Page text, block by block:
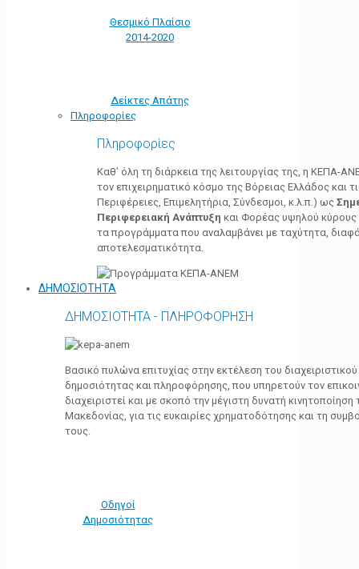
Θεσμικό Πλαίσιο
2014-2020
Δείκτες Απάτης
Πληροφορίες
Πληροφορίες
Καθ’ όλη τη διάρκεια της λειτουργίας της, η ΚΕΠΑ-
τον επιχειρηματικό κόσμο της Βόρειας Ελλάδος και
Περιφέρειες, Επιμελητήρια, Σύνδεσμοι, κ.λ.π.) ως
Περιφερειακή Ανάπτυξη και Φορέας υψηλού κύρους
τα προγράμματα που αναλαμβάνει με ταχύτητα,
αποτελεσματικότητα.
ΔΗΜΟΣΙΟΤΗΤΑ
ΔΗΜΟΣΙΟΤΗΤΑ - ΠΛΗΡΟΦΟΡΗΣΗ
Βασικό πυλώνα επιτυχίας στην εκτέλεση του
δημοσιότητας και πληροφόρησης, που υπηρετούν τον
διαχειριστεί και με σκοπό την μέγιστη δυνατή
Μακεδονίας, για τις ευκαιρίες χρηματοδότησης και τη
τους.
Οδηγοί
Δημοσιότητας